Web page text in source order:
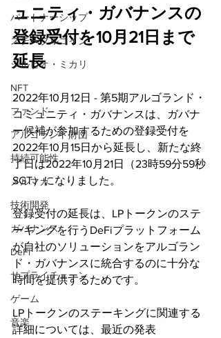
パートナーシップ
ステーブルコイン
シルビオ・ミカリ
NFT
ファンド
アルゴランド財団
持続可能性
メルマガ
技術開発
ガバナンス
DeFi
サプライチェーン
ゲーム
音楽
ュニティ・ガバナンスの
登録受付を10月21日まで
延長
2022年10月12日 - 第5期アルゴランド・
コミュニティ・ガバナンスは、ガバナ
ー候補が参加するための登録受付を
2022年10月15日から延長し、新たな終
了日は2022年10月21日（23時59分59秒
SGT）になりました。
登録受付の延長は、LPトークンのステ
ーキングを行うDeFiプラットフォーム
が自社のソリューションをアルゴラン
ド・ガバナンスに統合するのに十分な
時間を提供するためです。
LPトークンのステーキングに関連する
詳細については、最近の発表